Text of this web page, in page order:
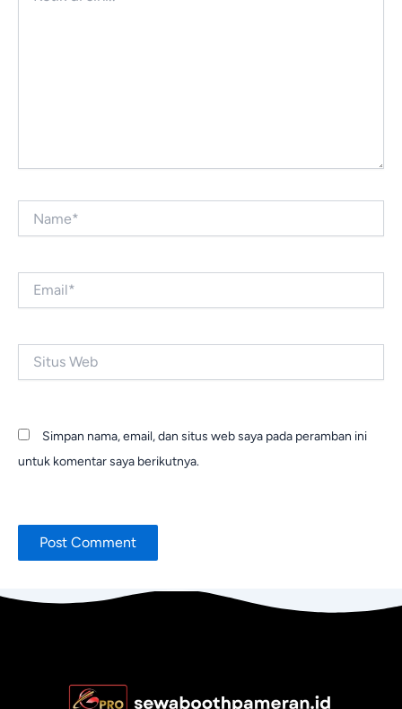
Web
Simpan nama, email, dan situs web saya pada peramban ini
untuk komentar saya berikutnya.